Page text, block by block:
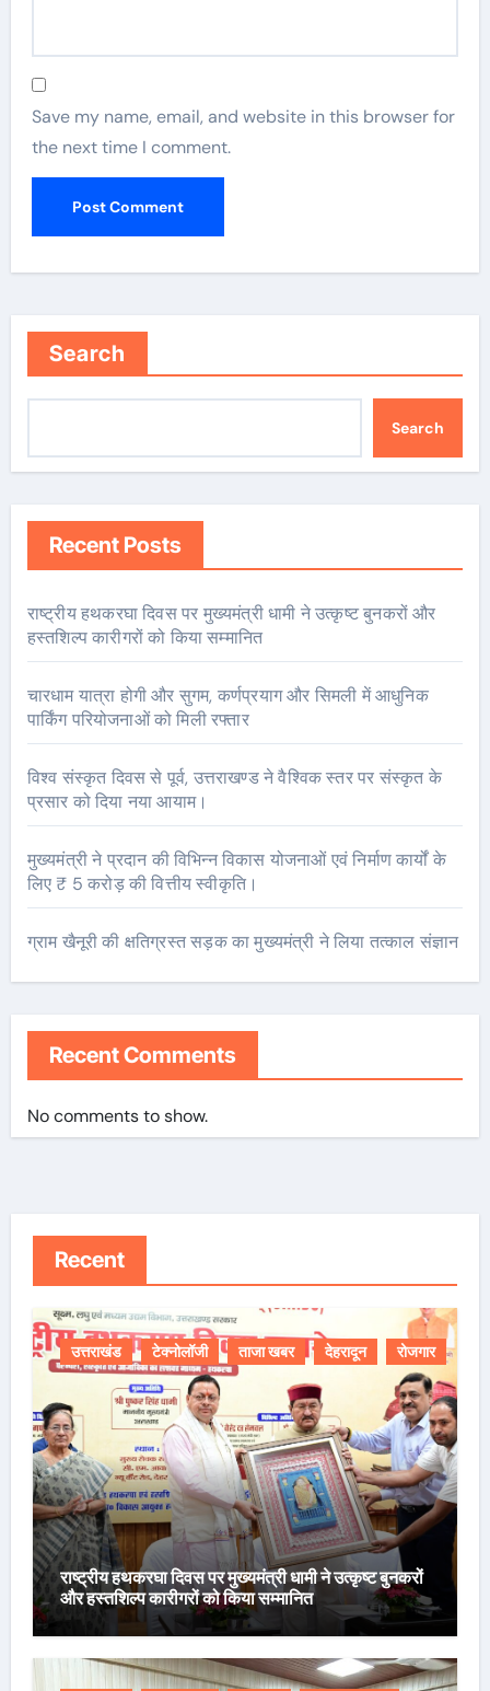
Save my name, email, and website in this browser for
the next time I comment.
Search
Search
Recent Posts
राष्ट्रीय हथकरघा दिवस पर मुख्यमंत्री धामी ने उत्कृष्ट बुनकरों और
हस्तशिल्प कारीगरों को किया सम्मानित
चारधाम यात्रा होगी और सुगम, कर्णप्रयाग और सिमली में आधुनिक
पार्किंग परियोजनाओं को मिली रफ्तार
विश्व संस्कृत दिवस से पूर्व, उत्तराखण्ड ने वैश्विक स्तर पर संस्कृत के
प्रसार को दिया नया आयाम।
मुख्यमंत्री ने प्रदान की विभिन्न विकास योजनाओं एवं निर्माण कार्यों के
लिए ₹ 5 करोड़ की वित्तीय स्वीकृति।
ग्राम खैनूरी की क्षतिग्रस्त सड़क का मुख्यमंत्री ने लिया तत्काल संज्ञान
Recent Comments
No comments to show.
Recent
उत्तराखंड टेक्नोलॉजी ताजा खबर देहरादून रोजगार
राष्ट्रीय हथकरघा दिवस पर मुख्यमंत्री धामी ने उत्कृष्ट बुनकरों
और हस्तशिल्प कारीगरों को किया सम्मानित